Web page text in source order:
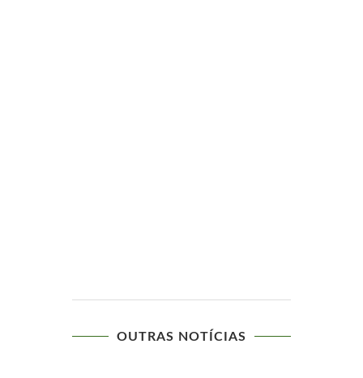
OUTRAS NOTÍCIAS